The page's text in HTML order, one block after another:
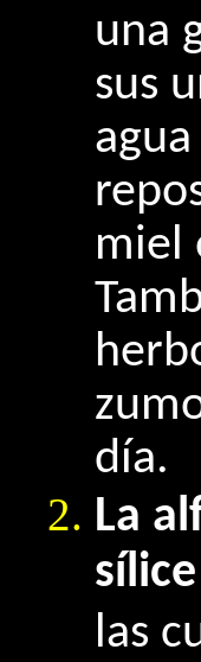
una
sus
miel
día.
La
las